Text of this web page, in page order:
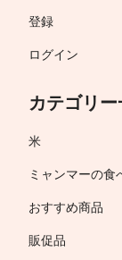
登録
ログイン
カテゴリ
米
ミャンマーの食
おすすめ商品
販促品